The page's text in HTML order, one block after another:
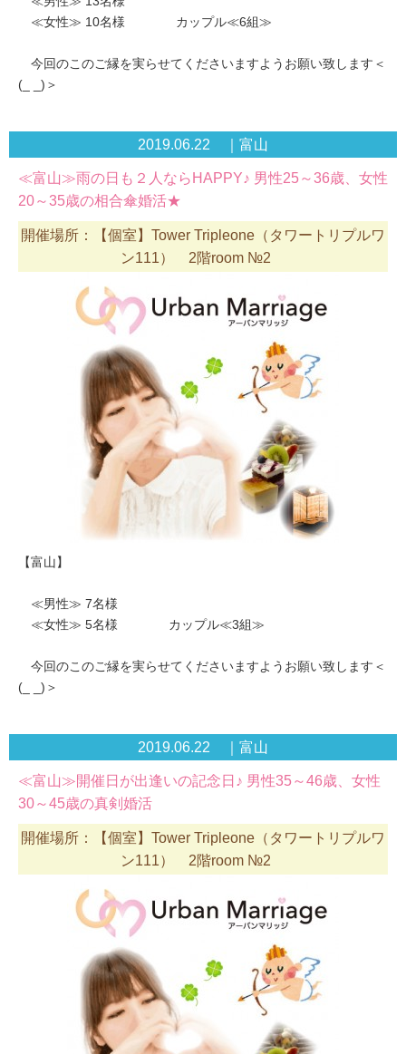
≪女性≫ 10名様 カップル≪6組≫
今回のこのご縁を実らせてくださいますようお願い致します＜
(_ _)＞
2019.06.22 ｜富山
≪富山≫雨の日も２人ならHAPPY♪ 男性25～36歳、女性
20～35歳の相合傘婚活★
開催場所：【個室】Tower Tripleone（タワートリプルワ
ン111） 2階room №2
【富山】
≪男性≫ 7名様
≪女性≫ 5名様 カップル≪3組≫
今回のこのご縁を実らせてくださいますようお願い致します＜
(_ _)＞
2019.06.22 ｜富山
≪富山≫開催日が出逢いの記念日♪ 男性35～46歳、女性
30～45歳の真剣婚活
開催場所：【個室】Tower Tripleone（タワートリプルワ
ン111） 2階room №2